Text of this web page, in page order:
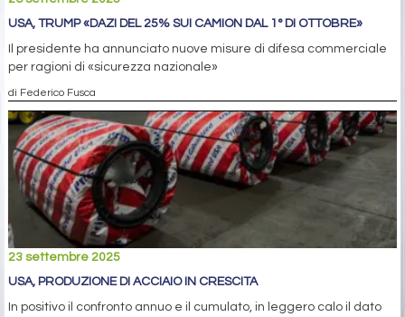
USA, TRUMP «DAZI DEL 25% SUI CAMION DAL 1° DI OTTOBRE»
Il presidente ha annunciato nuove misure di difesa commerciale
per ragioni di «sicurezza nazionale»
di Federico Fusca
23 settembre 2025
USA, PRODUZIONE DI ACCIAIO IN CRESCITA
In positivo il confronto annuo e il cumulato, in leggero calo il dato